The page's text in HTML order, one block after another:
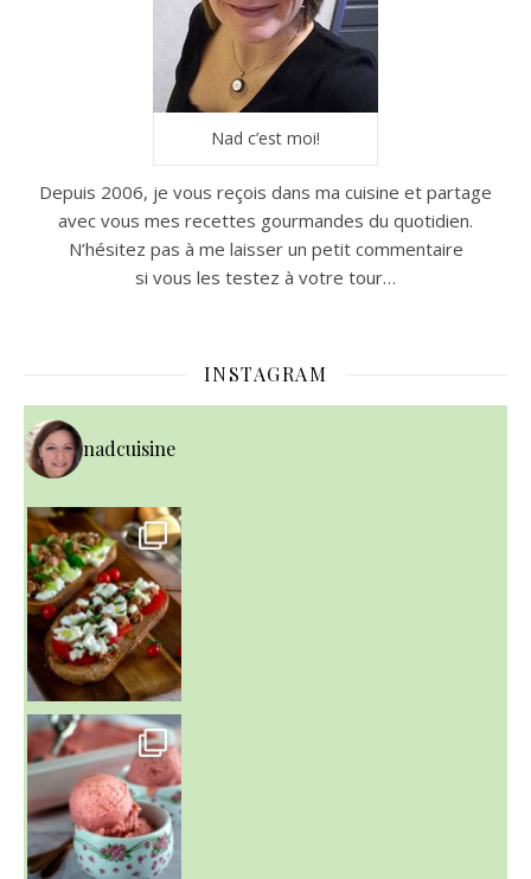
Nad c’est moi!
Depuis 2006, je vous reçois dans ma cuisine et partage
avec vous mes recettes gourmandes du quotidien.
N’hésitez pas à me laisser un petit commentaire
si vous les testez à votre tour…
INSTAGRAM
nadcuisine
~ NICE CREAM À LA FRAISE ~
Presque un mois que